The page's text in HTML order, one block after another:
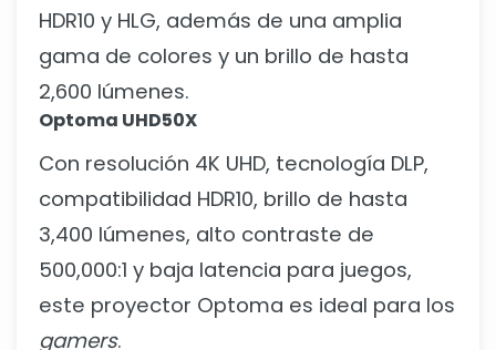
HDR10 y HLG, además de una amplia
gama de colores y un brillo de hasta
2,600 lúmenes.
Optoma UHD50X
Con resolución 4K UHD, tecnología DLP,
compatibilidad HDR10, brillo de hasta
3,400 lúmenes, alto contraste de
500,000:1 y baja latencia para juegos,
este proyector Optoma es ideal para los
gamers.